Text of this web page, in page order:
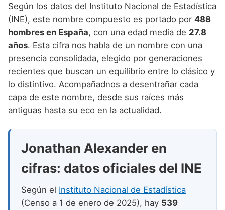
Nombres de niño que empiezan por M
Nombres de niño que empiezan por N
Nombres de niño que empiezan por O
Nombres de niño que empiezan por P
Nombres de niño que empiezan por Q
Nombres de niño que empiezan por R
Nombres de niño que empiezan por S
Nombres de niño que empiezan por T
Nombres de niño que empiezan por U
Nombres de niño que empiezan por V
Nombres de niño que empiezan por W
Nombres de Niño Murcianos
Nombres de Niño Navarros
Nombres de Niño Riojanos
Nombres de Niño Valencianos
Nombres de Niño Vascos
Nombres de Niño Judíos
Nombres de Niño Marroquíes
Nombres de Niño Portugueses
Nombres de Niño Rumanos
Nombres de Niño Rusos
Nombres de Niño Suecos
Según los datos del Instituto Nacional de Estadística
(INE), este nombre compuesto es portado por 488
hombres en España, con una edad media de 27.8
años. Esta cifra nos habla de un nombre con una
presencia consolidada, elegido por generaciones
recientes que buscan un equilibrio entre lo clásico y
lo distintivo. Acompañadnos a desentrañar cada
capa de este nombre, desde sus raíces más
antiguas hasta su eco en la actualidad.
Jonathan Alexander en
cifras: datos oficiales del INE
Según el Instituto Nacional de Estadística
(Censo a 1 de enero de 2025), hay 539